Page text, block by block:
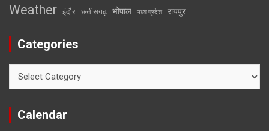
Weather इंदौर छत्तीसगढ़ भोपाल मध्य प्रदेश रायपुर
Categories
Calendar